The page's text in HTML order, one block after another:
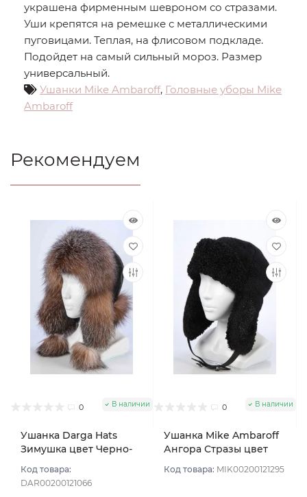
украшена фирменным шевроном со стразами.
Уши крепятся на ремешке с металлическими
пуговицами. Теплая, на флисовом подкладе.
Подойдет на самый сильный мороз. Размер
универсальный.
Ушанки Mike Ambaroff, Головные уборы Mike
Ambaroff
Рекомендуем
0 В наличии
Ушанка Darga Hats
Зимушка цвет Черно-
размер 57-58
Код товара:
DAR00200121066
0 В наличии
Ушанка Mike Ambaroff
Ангора Стразы цвет
Код товара: MIK00200121295